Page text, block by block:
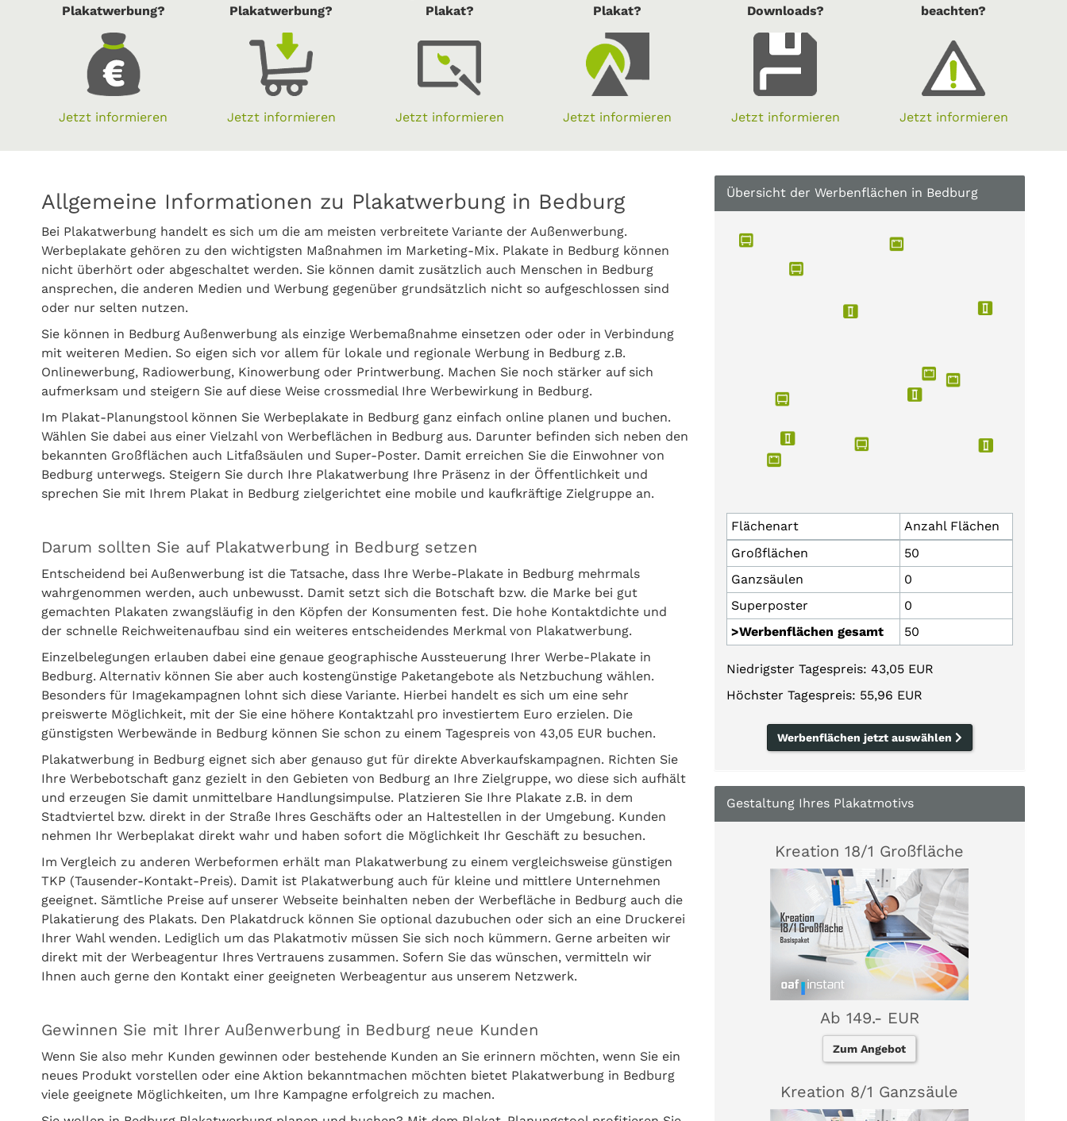
Plakatwerbung?
Jetzt informieren
Plakatwerbung?
Jetzt informieren
Plakat?
Jetzt informieren
Plakat?
Jetzt informieren
Downloads?
Jetzt informieren
beachten?
Jetzt informieren
Allgemeine Informationen zu Plakatwerbung in Bedburg
Bei Plakatwerbung handelt es sich um die am meisten verbreitete Variante der Außenwerbung.
Werbeplakate gehören zu den wichtigsten Maßnahmen im Marketing-Mix. Plakate in Bedburg können
nicht überhört oder abgeschaltet werden. Sie können damit zusätzlich auch Menschen in Bedburg
ansprechen, die anderen Medien und Werbung gegenüber grundsätzlich nicht so aufgeschlossen sind
oder nur selten nutzen.
Sie können in Bedburg Außenwerbung als einzige Werbemaßnahme einsetzen oder oder in Verbindung
mit weiteren Medien. So eigen sich vor allem für lokale und regionale Werbung in Bedburg z.B.
Onlinewerbung, Radiowerbung, Kinowerbung oder Printwerbung. Machen Sie noch stärker auf sich
aufmerksam und steigern Sie auf diese Weise crossmedial Ihre Werbewirkung in Bedburg.
Im Plakat-Planungstool können Sie Werbeplakate in Bedburg ganz einfach online planen und buchen.
Wählen Sie dabei aus einer Vielzahl von Werbeflächen in Bedburg aus. Darunter befinden sich neben den
bekannten Großflächen auch Litfaßsäulen und Super-Poster. Damit erreichen Sie die Einwohner von
Bedburg unterwegs. Steigern Sie durch Ihre Plakatwerbung Ihre Präsenz in der Öffentlichkeit und
sprechen Sie mit Ihrem Plakat in Bedburg zielgerichtet eine mobile und kaufkräftige Zielgruppe an.
Darum sollten Sie auf Plakatwerbung in Bedburg setzen
Entscheidend bei Außenwerbung ist die Tatsache, dass Ihre Werbe-Plakate in Bedburg mehrmals
wahrgenommen werden, auch unbewusst. Damit setzt sich die Botschaft bzw. die Marke bei gut
gemachten Plakaten zwangsläufig in den Köpfen der Konsumenten fest. Die hohe Kontaktdichte und
der schnelle Reichweitenaufbau sind ein weiteres entscheidendes Merkmal von Plakatwerbung.
Einzelbelegungen erlauben dabei eine genaue geographische Aussteuerung Ihrer Werbe-Plakate in
Bedburg. Alternativ können Sie aber auch kostengünstige Paketangebote als Netzbuchung wählen.
Besonders für Imagekampagnen lohnt sich diese Variante. Hierbei handelt es sich um eine sehr
preiswerte Möglichkeit, mit der Sie eine höhere Kontaktzahl pro investiertem Euro erzielen. Die
günstigsten Werbewände in Bedburg können Sie schon zu einem Tagespreis von 43,05 EUR buchen.
Plakatwerbung in Bedburg eignet sich aber genauso gut für direkte Abverkaufskampagnen. Richten Sie
Ihre Werbebotschaft ganz gezielt in den Gebieten von Bedburg an Ihre Zielgruppe, wo diese sich aufhält
und erzeugen Sie damit unmittelbare Handlungsimpulse. Platzieren Sie Ihre Plakate z.B. in dem
Stadtviertel bzw. direkt in der Straße Ihres Geschäfts oder an Haltestellen in der Umgebung. Kunden
nehmen Ihr Werbeplakat direkt wahr und haben sofort die Möglichkeit Ihr Geschäft zu besuchen.
Im Vergleich zu anderen Werbeformen erhält man Plakatwerbung zu einem vergleichsweise günstigen
TKP (Tausender-Kontakt-Preis). Damit ist Plakatwerbung auch für kleine und mittlere Unternehmen
geeignet. Sämtliche Preise auf unserer Webseite beinhalten neben der Werbefläche in Bedburg auch die
Plakatierung des Plakats. Den Plakatdruck können Sie optional dazubuchen oder sich an eine Druckerei
Ihrer Wahl wenden. Lediglich um das Plakatmotiv müssen Sie sich noch kümmern. Gerne arbeiten wir
direkt mit der Werbeagentur Ihres Vertrauens zusammen. Sofern Sie das wünschen, vermitteln wir
Ihnen auch gerne den Kontakt einer geeigneten Werbeagentur aus unserem Netzwerk.
Gewinnen Sie mit Ihrer Außenwerbung in Bedburg neue Kunden
Wenn Sie also mehr Kunden gewinnen oder bestehende Kunden an Sie erinnern möchten, wenn Sie ein
neues Produkt vorstellen oder eine Aktion bekanntmachen möchten bietet Plakatwerbung in Bedburg
viele geeignete Möglichkeiten, um Ihre Kampagne erfolgreich zu machen.
Übersicht der Werbenflächen in Bedburg
Flächenart
Anzahl Flächen
Großflächen
50
Ganzsäulen
0
Superposter
0
>Werbenflächen gesamt
50
Niedrigster Tagespreis: 43,05 EUR
Höchster Tagespreis: 55,96 EUR
Werbenflächen jetzt auswählen
Gestaltung Ihres Plakatmotivs
Kreation 18/1 Großfläche
Ab 149.- EUR
Zum Angebot
Kreation 8/1 Ganzsäule